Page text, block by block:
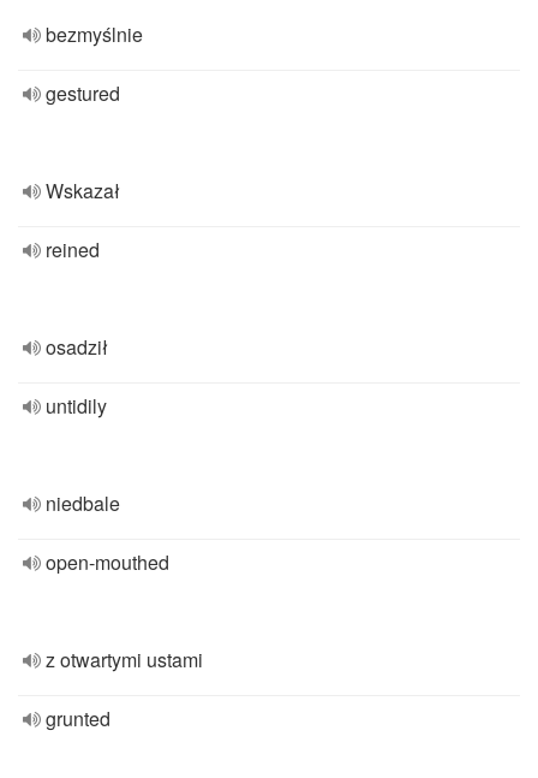
bezmyślnie
gestured
Wskazał
reined
osadził
untidily
niedbale
open-mouthed
z otwartymi ustami
grunted